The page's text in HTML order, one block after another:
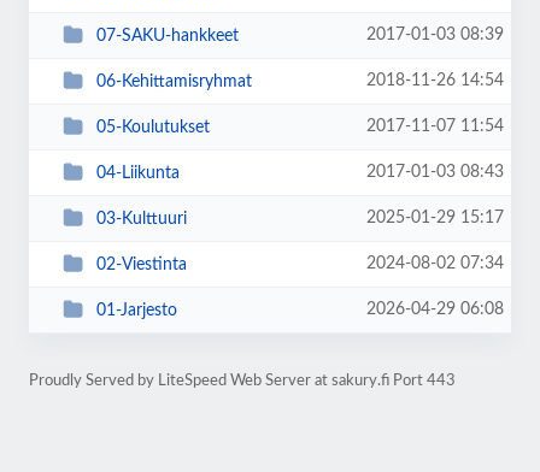
07-SAKU-hankkeet 2017-01-03 08:39
06-Kehittamisryhmat 2018-11-26 14:54
05-Koulutukset 2017-11-07 11:54
04-Liikunta 2017-01-03 08:43
03-Kulttuuri 2025-01-29 15:17
02-Viestinta 2024-08-02 07:34
01-Jarjesto 2026-04-29 06:08
Proudly Served by LiteSpeed Web Server at sakury.fi Port 443